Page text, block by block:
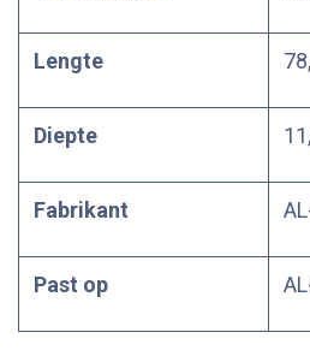
Lengte
Diepte
Fabrikant
Past op